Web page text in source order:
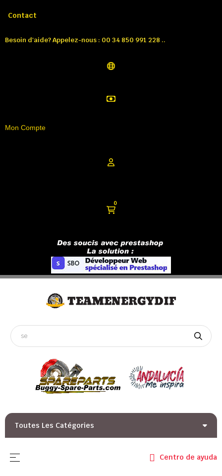
Contact
Besoin d'aide? Appelez-nous : 00 34 850 991 228 ..
Mon Compte
0
Toutes Les Catégories
Basculer la navigation
☰ Centro de ayuda